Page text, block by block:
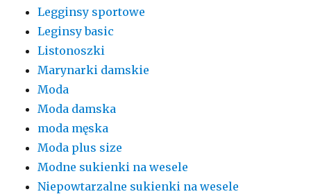
Legginsy sportowe
Leginsy basic
Listonoszki
Marynarki damskie
Moda
Moda damska
moda męska
Moda plus size
Modne sukienki na wesele
Niepowtarzalne sukienki na wesele